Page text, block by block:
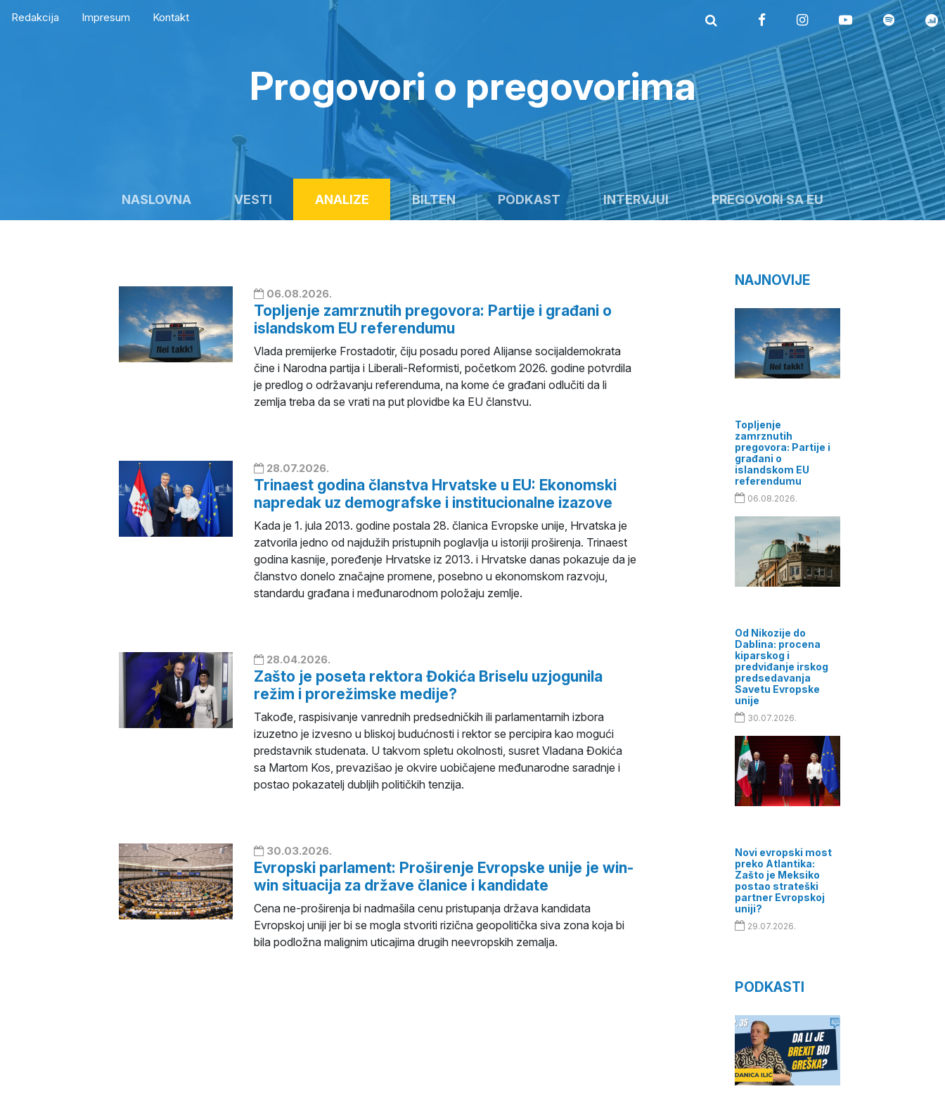
Redakcija Impresum Kontakt
Progovori o pregovorima
NASLOVNA VESTI ANALIZE BILTEN PODKAST INTERVJUI PREGOVORI SA EU
06.08.2026.
Topljenje zamrznutih pregovora: Partije i građani o
islandskom EU referendumu
Vlada premijerke Frostadotir, čiju posadu pored Alijanse socijaldemokrata
čine i Narodna partija i Liberali-Reformisti, početkom 2026. godine potvrdila
je predlog o održavanju referenduma, na kome će građani odlučiti da li
zemlja treba da se vrati na put plovidbe ka EU članstvu.
28.07.2026.
Trinaest godina članstva Hrvatske u EU: Ekonomski
napredak uz demografske i institucionalne izazove
Kada je 1. jula 2013. godine postala 28. članica Evropske unije, Hrvatska je
zatvorila jedno od najdužih pristupnih poglavlja u istoriji proširenja. Trinaest
godina kasnije, poređenje Hrvatske iz 2013. i Hrvatske danas pokazuje da je
članstvo donelo značajne promene, posebno u ekonomskom razvoju,
standardu građana i međunarodnom položaju zemlje.
28.04.2026.
Zašto je poseta rektora Đokića Briselu uzjogunila
režim i prorežimske medije?
Takođe, raspisivanje vanrednih predsedničkih ili parlamentarnih izbora
izuzetno je izvesno u bliskoj budućnosti i rektor se percipira kao mogući
predstavnik studenata. U takvom spletu okolnosti, susret Vladana Đokića
sa Martom Kos, prevazišao je okvire uobičajene međunarodne saradnje i
postao pokazatelj dubljih političkih tenzija.
30.03.2026.
Evropski parlament: Proširenje Evropske unije je win-
win situacija za države članice i kandidate
Cena ne-proširenja bi nadmašila cenu pristupanja država kandidata
Evropskoj uniji jer bi se mogla stvoriti rizična geopolitička siva zona koja bi
bila podložna malignim uticajima drugih neevropskih zemalja.
NAJNOVIJE
Topljenje
zamrznutih
pregovora: Partije i
građani o
islandskom EU
referendumu
06.08.2026.
Od Nikozije do
Dablina: procena
kiparskog i
predviđanje irskog
predsedavanja
Savetu Evropske
unije
30.07.2026.
Novi evropski most
preko Atlantika:
Zašto je Meksiko
postao strateški
partner Evropskoj
uniji?
29.07.2026.
PODKASTI